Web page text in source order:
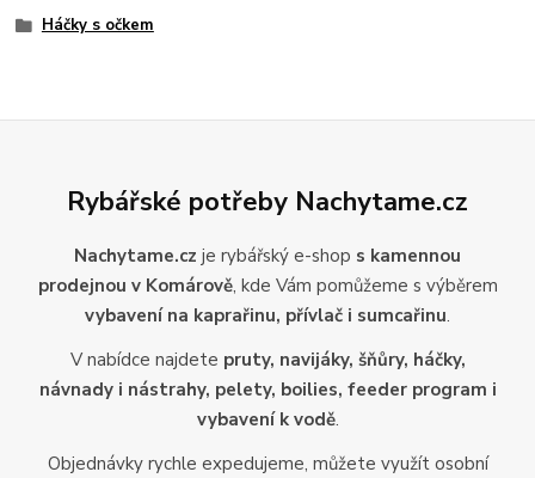
Háčky s očkem
Rybářské potřeby Nachytame.cz
Nachytame.cz je rybářský e-shop s kamennou
prodejnou v Komárově, kde Vám pomůžeme s výběrem
vybavení na kaprařinu, přívlač i sumcařinu.
V nabídce najdete pruty, navijáky, šňůry, háčky,
návnady i nástrahy, pelety, boilies, feeder program i
vybavení k vodě.
Objednávky rychle expedujeme, můžete využít osobní